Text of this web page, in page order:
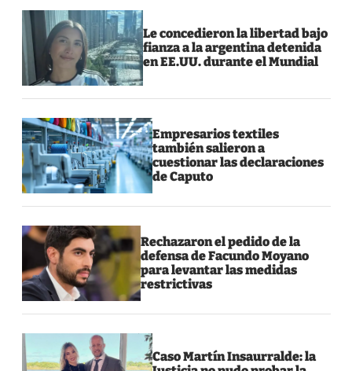
Le concedieron la libertad bajo
fianza a la argentina detenida
en EE.UU. durante el Mundial
Empresarios textiles
también salieron a
cuestionar las declaraciones
de Caputo
Rechazaron el pedido de la
defensa de Facundo Moyano
para levantar las medidas
restrictivas
Caso Martín Insaurralde: la